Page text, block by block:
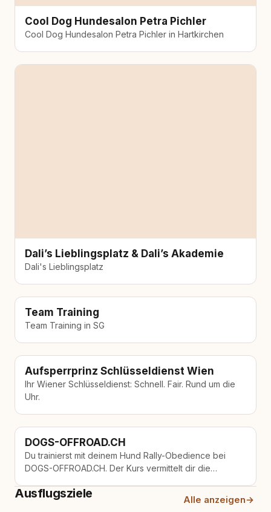
Cool Dog Hundesalon Petra Pichler
Cool Dog Hundesalon Petra Pichler in Hartkirchen
Dali’s Lieblingsplatz & Dali’s Akademie
Dali's Lieblingsplatz
Team Training
Team Training in SG
Aufsperrprinz Schlüsseldienst Wien
Ihr Wiener Schlüsseldienst: Schnell. Fair. Rund um die
Uhr.
DOGS-OFFROAD.CH
Du trainierst mit deinem Hund Rally-Obedience bei
DOGS-OFFROAD.CH. Der Kurs vermittelt dir die
Hund…
Ausflugsziele Alle anzeigen→